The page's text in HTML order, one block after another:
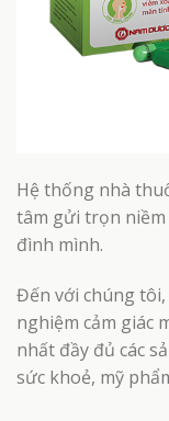
Hệ thống nhà
tâm gửi trọn niềm
đình mình.
Đến với chúng
nghiệm cảm giác
nhất đầy đủ các
sức khoẻ, mỹ